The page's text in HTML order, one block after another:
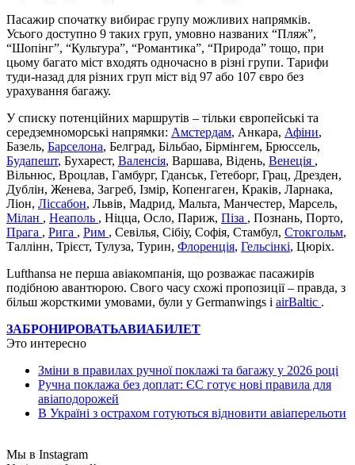
Пасажир спочатку вибирає групу можливих напрямків.
Усього доступно 9 таких груп, умовно названих “Пляж”,
“Шопінг”, “Культура”, “Романтика”, “Природа” тощо, при
цьому багато міст входять одночасно в різні групи. Тарифи
туди-назад для різних груп міст від 97 або 107 євро без
урахування багажу.
У списку потенційних маршрутів – тільки європейські та
середземноморські напрямки: Амстердам, Анкара, Афіни,
Базель, Барселона, Белград, Більбао, Бірмінгем, Брюссель,
Будапешт, Бухарест, Валенсія, Варшава, Відень, Венеція ,
Вільнюс, Вроцлав, Гамбург, Гданськ, Гетеборг, Грац, Дрезден,
Дублін, Женева, Загреб, Ізмір, Копенгаген, Краків, Ларнака,
Ліон, Ліссабон, Львів, Мадрид, Мальта, Манчестер, Марсель,
Мілан , Неаполь , Ніцца, Осло, Париж, Піза , Познань, Порто,
Прага , Рига , Рим , Севілья, Сібіу, Софія, Стамбул, Стокгольм,
Таллінн, Трієст, Тулуза, Турин, Флоренція, Гельсінкі, Цюріх.
Lufthansa не перша авіакомпанія, що розважає пасажирів
подібною авантюрою. Свого часу схожі пропозиції – правда, з
більш жорсткими умовами, були у Germanwings і airBaltic .
ЗАБРОНИРОВАТЬАВИАБИЛЕТ
Это интересно
Зміни в правилах ручної поклажі та багажу у 2026 році
Ручна поклажа без доплат: ЄС готує нові правила для
авіаподорожей
В Україні з острахом готуються відновити авіаперельоти
Мы в Instagram